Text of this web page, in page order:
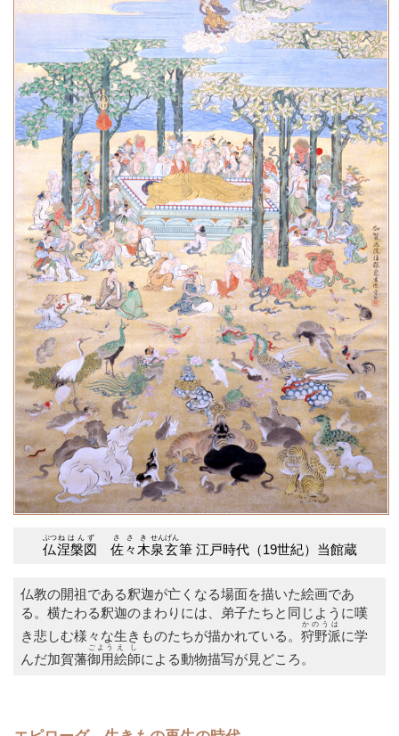
仏
ぶつ
涅槃図
ねはんず
佐々木
ささき
泉玄
せんげん
筆 江戸時代（19世紀）当館蔵
仏教の開祖である釈迦が亡くなる場面を描いた絵画であ
る。横たわる釈迦のまわりには、弟子たちと同じように嘆
き悲しむ様々な生きものたちが描かれている。 狩野派
かのうは
に学
んだ加賀藩御用
ごよう
絵師
えし
による動物描写が見どころ。